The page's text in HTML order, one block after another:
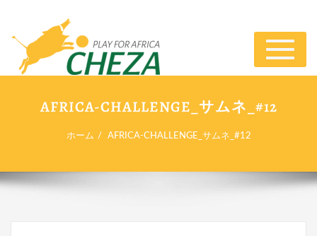
ナ
ビ
ゲ
り
替
AFRICA-CHALLENGE_サムネ_#12
ホーム AFRICA-CHALLENGE_サムネ_#12